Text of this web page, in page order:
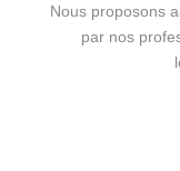
Nous proposons
par nos